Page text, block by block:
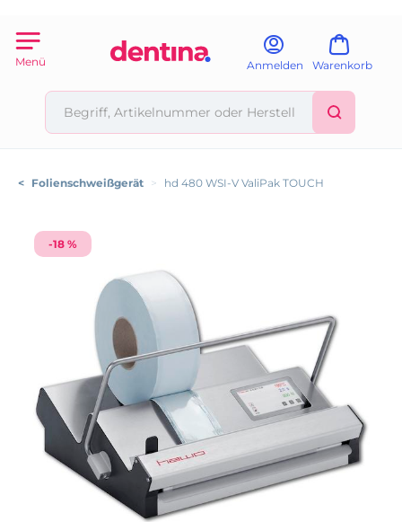
Menü Anmelden Warenkorb
< Folienschweißgerät > hd 480 WSI-V ValiPak TOUCH
-18 %